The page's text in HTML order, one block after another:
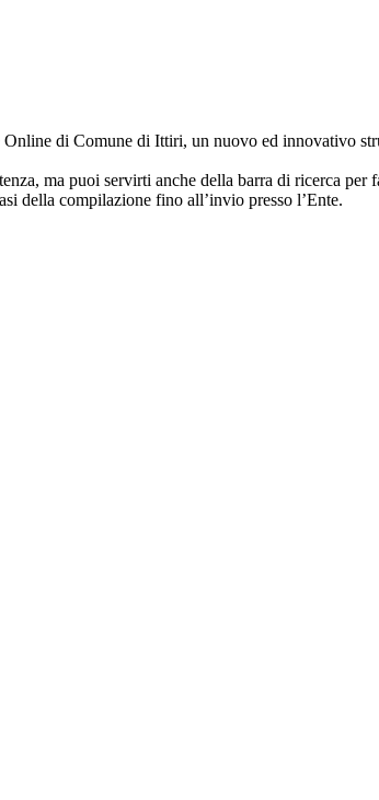
di Comune di Ittiri, un nuovo ed innovativo
ma puoi servirti anche della barra di ricerca per
della compilazione fino all’invio presso l’Ente.